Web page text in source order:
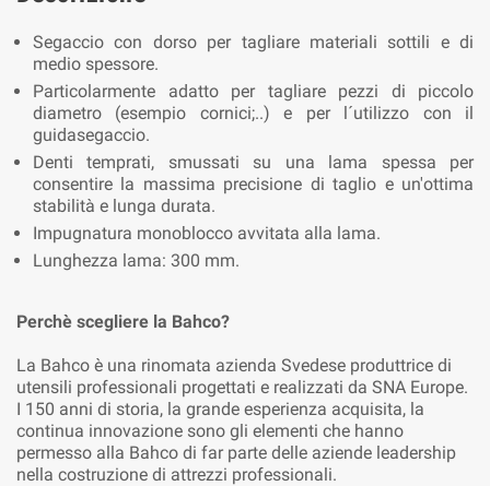
Segaccio con dorso per tagliare materiali sottili e di
medio spessore.
Particolarmente adatto per tagliare pezzi di piccolo
diametro (esempio cornici;..) e per l´utilizzo con il
guidasegaccio.
Denti temprati, smussati su una lama spessa per
consentire la massima precisione di taglio e un'ottima
stabilità e lunga durata.
Impugnatura monoblocco avvitata alla lama.
Lunghezza lama: 300 mm.
Perchè scegliere la Bahco?
La Bahco è una rinomata azienda Svedese produttrice di
utensili professionali progettati e realizzati da SNA Europe.
I 150 anni di storia, la grande esperienza acquisita, la
continua innovazione sono gli elementi che hanno
permesso alla Bahco di far parte delle aziende leadership
nella costruzione di attrezzi professionali.